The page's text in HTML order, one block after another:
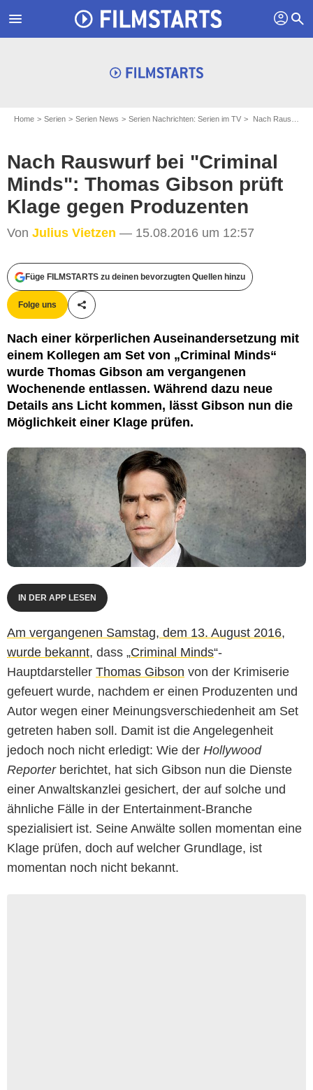
menu profil search
Home Serien Serien News Serien Nachrichten: Serien im TV Nach Rauswurf bei "Criminal Minds": Thomas Gibson prüft Klage gegen Produzenten
Nach Rauswurf bei "Criminal
Minds": Thomas Gibson prüft
Klage gegen Produzenten
Von Julius Vietzen — 15.08.2016 um 12:57
Füge FILMSTARTS zu deinen bevorzugten Quellen hinzu
Folge uns
Teile diesen Artikel
Nach einer körperlichen Auseinandersetzung mit
einem Kollegen am Set von „Criminal Minds“
wurde Thomas Gibson am vergangenen
Wochenende entlassen. Während dazu neue
Details ans Licht kommen, lässt Gibson nun die
Möglichkeit einer Klage prüfen.
CBS Paramount Network Television
IN DER APP LESEN
Am vergangenen Samstag, dem 13. August 2016,
wurde bekannt, dass „Criminal Minds“-
Hauptdarsteller Thomas Gibson von der Krimiserie
gefeuert wurde, nachdem er einen Produzenten und
Autor wegen einer Meinungsverschiedenheit am Set
getreten haben soll. Damit ist die Angelegenheit
jedoch noch nicht erledigt: Wie der Hollywood
Reporterberichtet, hat sich Gibson nun die Dienste
einer Anwaltskanzlei gesichert, der auf solche und
ähnliche Fälle in der Entertainment-Branche
spezialisiert ist. Seine Anwälte sollen momentan eine
Klage prüfen, doch auf welcher Grundlage, ist
momentan noch nicht bekannt.